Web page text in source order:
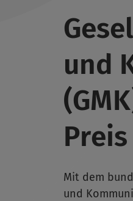
und
Mit dem
und